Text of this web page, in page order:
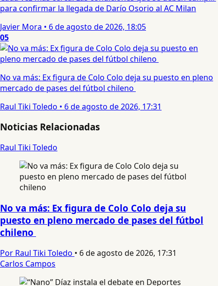
para confirmar la llegada de Darío Osorio al AC Milan
Javier Mora • 6 de agosto de 2026, 18:05
05
No va más: Ex figura de Colo Colo deja su puesto en pleno
mercado de pases del fútbol chileno
Raul Tiki Toledo • 6 de agosto de 2026, 17:31
Noticias Relacionadas
Raul Tiki Toledo
No va más: Ex figura de Colo Colo deja su
puesto en pleno mercado de pases del fútbol
chileno
Por Raul Tiki Toledo • 6 de agosto de 2026, 17:31
Carlos Campos